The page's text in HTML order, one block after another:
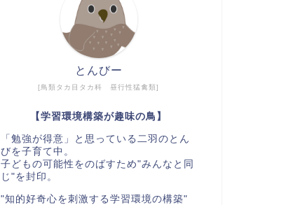
[鳥類タカ目タカ科 昼行性猛禽類]
とんびー
【学習環境構築が趣味の鳥】
「勉強が得意」と思っている二羽のとん
びを子育て中。
子どもの可能性をのばすため"みんなと同
じ"を封印。
"知的好奇心を刺激する学習環境の構築"